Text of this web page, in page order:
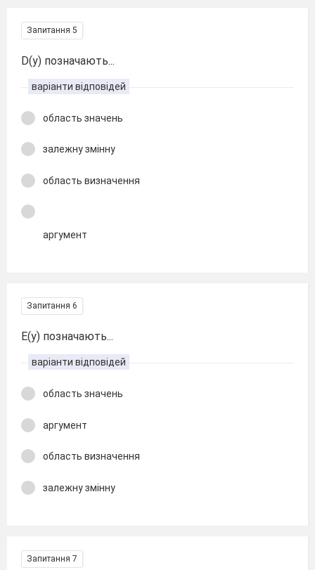
Запитання 5
D(y) позначають...
варіанти відповідей
область значень
залежну змінну
область визначення
аргумент
Запитання 6
Е(у) позначають...
варіанти відповідей
область значень
аргумент
область визначення
залежну змінну
Запитання 7